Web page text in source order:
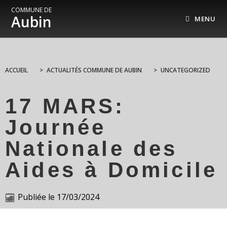
COMMUNE DE
Aubin MENU
ACCUEIL > ACTUALITÉS COMMUNE DE AUBIN > UNCATEGORIZED
17 MARS:
Journée
Nationale des
Aides à Domicile
Publiée le 17/03/2024